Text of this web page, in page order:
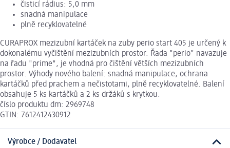
čisticí rádius: 5,0 mm
snadná manipulace
plně recyklovatelné
CURAPROX mezizubní kartáček na zuby perio start 405 je určený k
dokonalému vyčištění mezizubních prostor. Řada "perio" navazuje
na řadu "prime", je vhodná pro čištění větších mezizubních
prostor. Výhody nového balení: snadná manipulace, ochrana
kartáčků před prachem a nečistotami, plně recyklovatelné. Balení
obsahuje 5 ks kartáčků a 2 ks držáků s krytkou.
číslo produktu dm: 2969748
GTIN: 7612412430912
Výrobce / Dodavatel